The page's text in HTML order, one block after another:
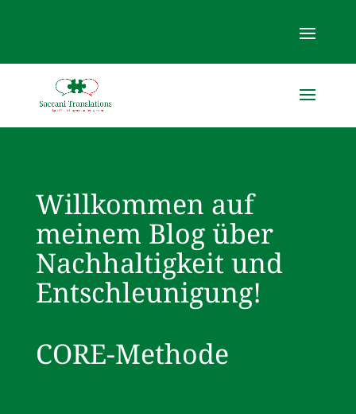
Willkommen auf
meinem Blog über
Nachhaltigkeit und
Entschleunigung!
CORE-Methode